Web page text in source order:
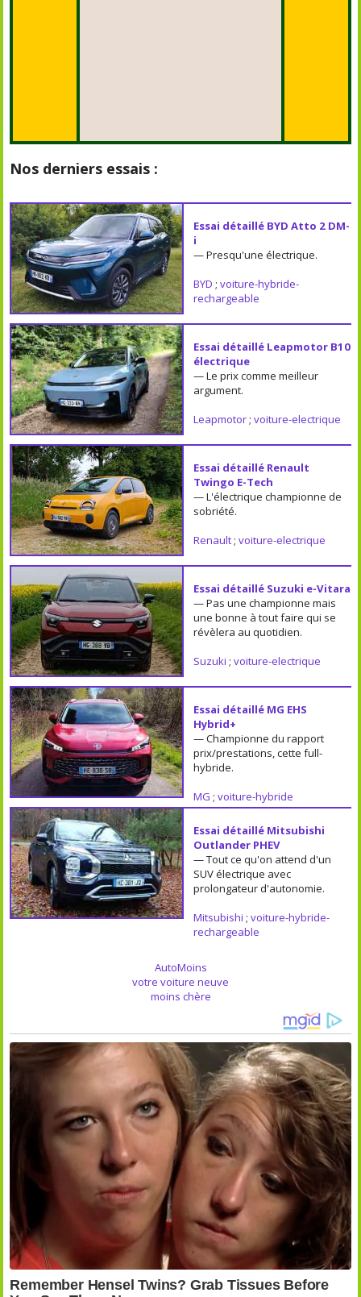
Nos derniers essais :
Essai détaillé BYD Atto 2 DM-
i
— Presqu'une électrique.
BYD ; voiture-hybride-
rechargeable
Essai détaillé Leapmotor B10
électrique
— Le prix comme meilleur
argument.
Leapmotor; voiture-electrique
Essai détaillé Renault
Twingo E-Tech
— L'électrique championne de
sobriété.
Renault; voiture-electrique
Essai détaillé Suzuki e-Vitara
— Pas une championne mais
une bonne à tout faire qui se
révèlera au quotidien.
Suzuki ; voiture-electrique
Essai détaillé MG EHS
Hybrid+
— Championne du rapport
prix/prestations, cette full-
hybride.
MG ; voiture-hybride
Essai détaillé Mitsubishi
Outlander PHEV
— Tout ce qu'on attend d'un
SUV électrique avec
prolongateur d'autonomie.
Mitsubishi ; voiture-hybride-
rechargeable
AutoMoins
votre voiture neuve
moins chère